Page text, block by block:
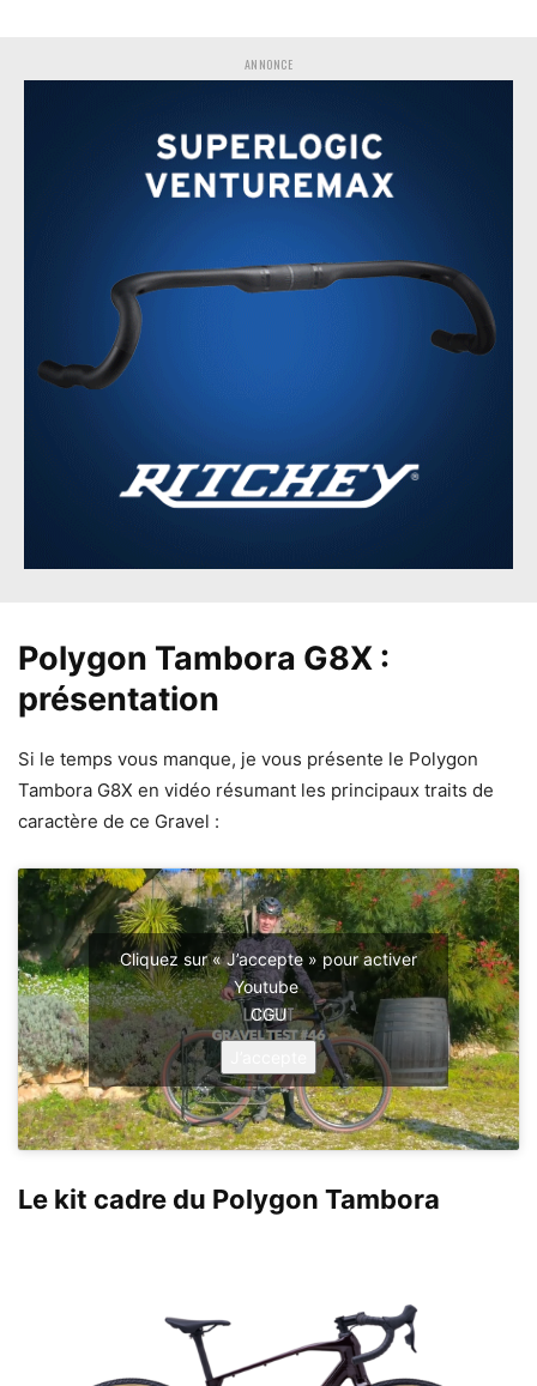
ANNONCE
Polygon Tambora G8X :
présentation
Si le temps vous manque, je vous présente le Polygon
Tambora G8X en vidéo résumant les principaux traits de
caractère de ce Gravel :
Cliquez sur « J’accepte » pour activer
Youtube
CGU
Le kit cadre du Polygon Tambora